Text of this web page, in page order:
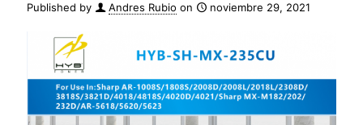
Published by Andres Rubio on noviembre 29, 2021